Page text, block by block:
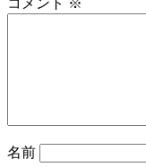
コメント ※
名前